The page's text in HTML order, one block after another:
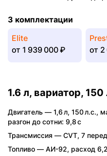
3 комплектации
Elite
от 1 939 000 ₽
от 2
1.6 л, вариатор, 150
Двигатель — 1,6 л, 150 л.с.,
разгон до сотни: 9,8 с
Трансмиссия — CVT, 7
Топливо — АИ-92, расход